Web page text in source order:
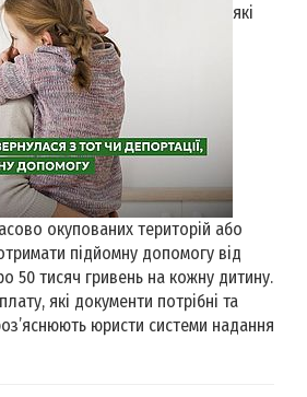
які
окупованих територій або
підйомну допомогу від
50 тисяч гривень на кожну дитину.
які документи потрібні та
юристи системи надання